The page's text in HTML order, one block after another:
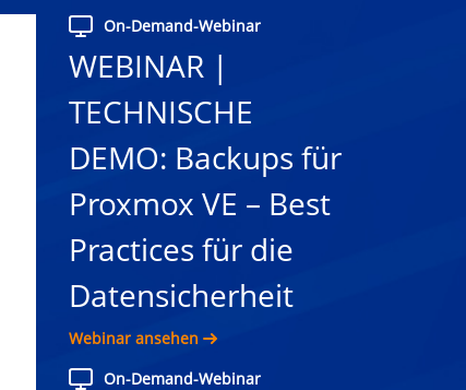
On-Demand-Webinar
WEBINAR |
TECHNISCHE
DEMO: Backups für
Proxmox VE – Best
Practices für die
Datensicherheit
Webinar ansehen
On-Demand-Webinar